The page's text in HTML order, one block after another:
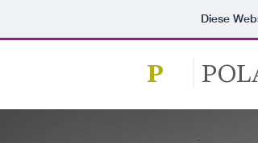
Diese
P